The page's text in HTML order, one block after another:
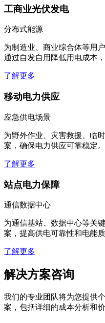
工商业光伏发电
分布式能源
为制造业、商业综合体等用
通过自发自用降低用电成本
了解更多
移动电力供应
应急供电场景
为野外作业、灾害救援、临
案，确保电力供应可靠稳定。
了解更多
站点电力保障
通信数据中心
为通信基站、数据中心等关
案，提高供电可靠性和电能质
了解更多
解决方案咨询
我们的专业团队将为您提供
案，包括详细的成本分析和价